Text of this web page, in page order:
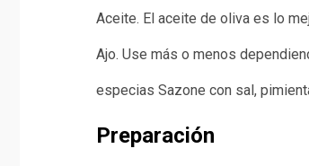
Aceite. El aceite de oliva es lo
Ajo. Use más o menos
especias Sazone con sal,
Preparación